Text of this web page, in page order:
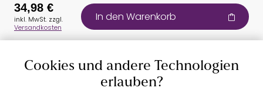
Auszeichnungen
34,98 €
inkl. MwSt. zzgl.
Versandkosten
In den Warenkorb
Cookies und andere Technologien
erlauben?